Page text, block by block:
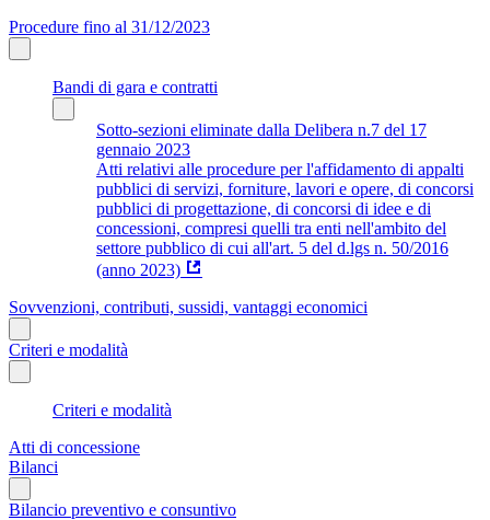
Procedure fino al 31/12/2023
Bandi di gara e contratti
Sotto-sezioni eliminate dalla Delibera n.7 del 17
gennaio 2023
Atti relativi alle procedure per l'affidamento di appalti
pubblici di servizi, forniture, lavori e opere, di concorsi
pubblici di progettazione, di concorsi di idee e di
concessioni, compresi quelli tra enti nell'ambito del
settore pubblico di cui all'art. 5 del d.lgs n. 50/2016
(anno 2023)
Sovvenzioni, contributi, sussidi, vantaggi economici
Criteri e modalità
Criteri e modalità
Atti di concessione
Bilanci
Bilancio preventivo e consuntivo